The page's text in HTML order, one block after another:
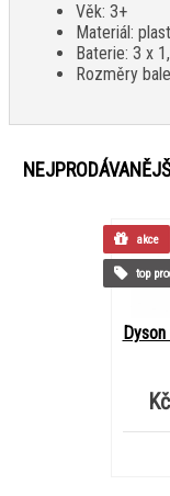
Věk: 3+
Materiál: plast
Baterie: 3 x
Rozměry
akce
top